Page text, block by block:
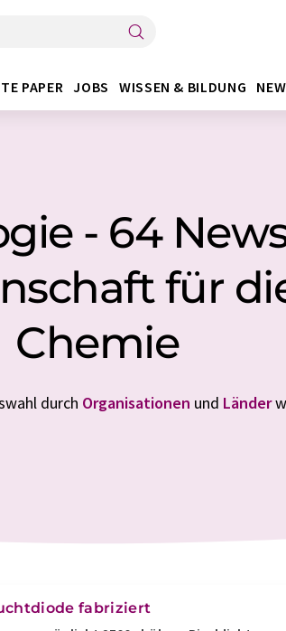
PAPER JOBS WISSEN & BILDUNG
- 64
für
Chemie
durch Organisationen und Länder
fabriziert